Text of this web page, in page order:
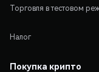
Торговля в тестовом
Налог
Покупка крипто